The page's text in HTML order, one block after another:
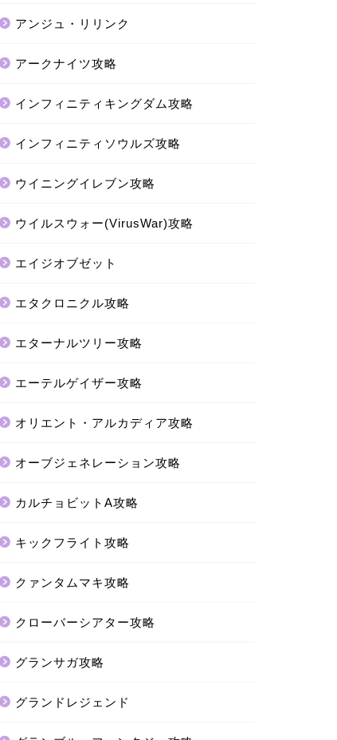
アンジュ・リリンク
アークナイツ攻略
インフィニティキングダム攻略
インフィニティソウルズ攻略
ウイニングイレブン攻略
ウイルスウォー(VirusWar)攻略
エイジオブゼット
エタクロニクル攻略
エターナルツリー攻略
エーテルゲイザー攻略
オリエント・アルカディア攻略
オーブジェネレーション攻略
カルチョビットA攻略
キックフライト攻略
クァンタムマキ攻略
クローバーシアター攻略
グランサガ攻略
グランドレジェンド